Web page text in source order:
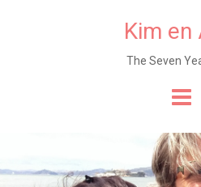
Kim en
The Seven
content